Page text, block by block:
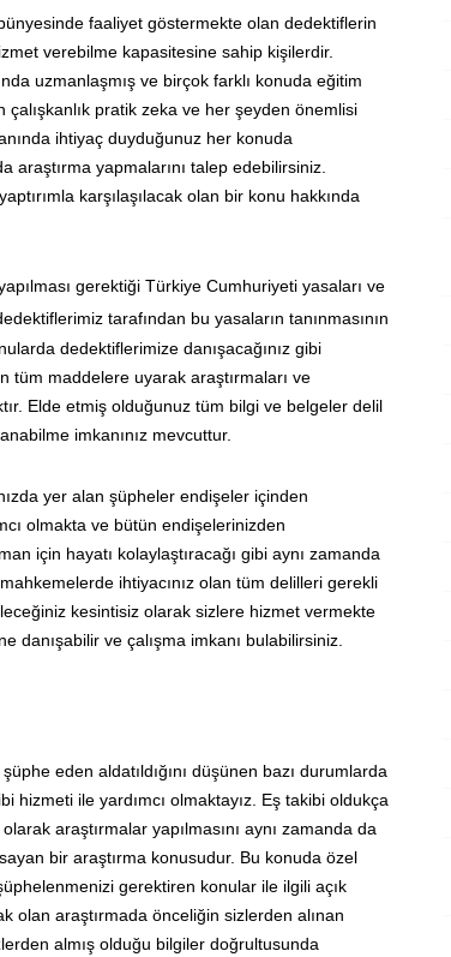
faaliyet göstermekte olan dedektiflerin
verebilme kapasitesine sahip kişilerdir.
uzmanlaşmış ve birçok farklı konuda eğitim
pratik zeka ve her şeyden önemlisi
ihtiyaç duyduğunuz her konuda
araştırma yapmalarını talep edebilirsiniz.
karşılaşılacak olan bir konu hakkında
gerektiği Türkiye Cumhuriyeti yasaları ve
tarafından bu yasaların tanınmasının
dedektiflerimize danışacağınız gibi
tüm maddelere uyarak araştırmaları ve
Elde etmiş olduğunuz tüm bilgi ve belgeler delil
imkanınız mevcuttur.
yer alan şüpheler endişeler içinden
olmakta ve bütün endişelerinizden
için hayatı kolaylaştıracağı gibi aynı zamanda
ihtiyacınız olan tüm delilleri gerekli
kesintisiz olarak sizlere hizmet vermekte
danışabilir ve çalışma imkanı bulabilirsiniz.
eden aldatıldığını düşünen bazı durumlarda
hizmeti ile yardımcı olmaktayız. Eş takibi oldukça
araştırmalar yapılmasını aynı zamanda da
bir araştırma konusudur. Bu konuda özel
gerektiren konular ile ilgili açık
olan araştırmada önceliğin sizlerden alınan
almış olduğu bilgiler doğrultusunda